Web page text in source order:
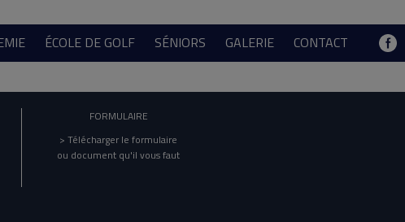
ÉCOLE DE GOLF SÉNIORS GALERIE CONTACT
FORMULAIRE
> Télécharger le formulaire
ou document qu'il vous faut